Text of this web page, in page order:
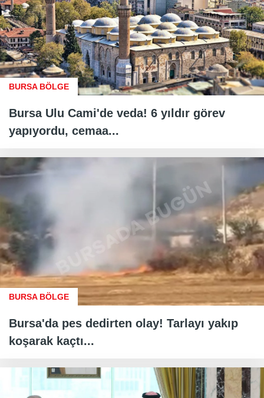
BURSA BÖLGE
Bursa Ulu Cami'de veda! 6 yıldır görev
yapıyordu, cemaa...
BURSA BÖLGE
Bursa'da pes dedirten olay! Tarlayı yakıp
koşarak kaçtı...